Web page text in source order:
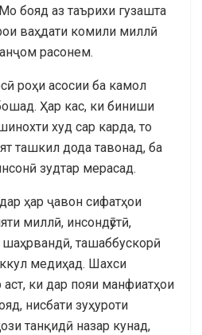
бояд аз таърихи гузашта
ваҳдати комили миллӣ
расонем.
роҳи асосии ба камол
Ҳар кас, ки биниши
худ сар карда, то
ташкил дода тавонад, ба
зудтар мерасад.
ҳар ҷавон сифатҳои
миллӣ, инсондӯстӣ,
ташаббускорӣ
медиҳад. Шахси
ки дар пояи манфиатҳои
нисбати зуҳуроти
танқидӣ назар кунад,